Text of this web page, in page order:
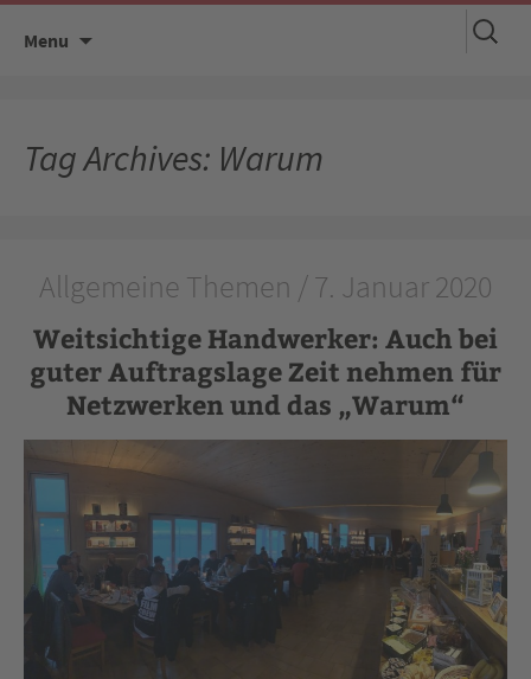
Menu
Suchen
nach:
Tag Archives: Warum
Allgemeine Themen / 7. Januar 2020
Weitsichtige Handwerker: Auch bei
guter Auftragslage Zeit nehmen für
Netzwerken und das „Warum“